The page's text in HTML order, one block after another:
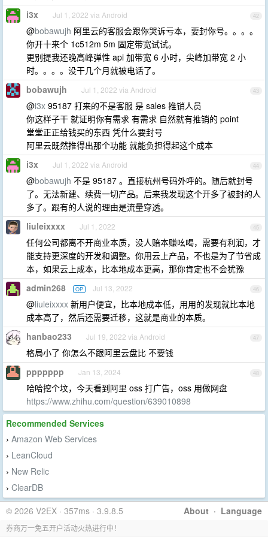
42
i3x Jul 1, 2022 via Android
@bobawujh 阿里云的客服会跟你哭诉亏本，要封你号。。。。
你开十来个 1c512m 5m 固定带宽试试。
更别提我还晚高峰弹性 api 加带宽 6 小时，尖峰加带宽 2 小
时。。。。没干几个月就被电话了。
43
bobawujh Jul 1, 2022 via Android
@i3x 95187 打来的不是客服 是 sales 推销人员
你这样子干 就证明你有需求 有需求 自然就有推销的 point
堂堂正正给钱买的东西 凭什么要封号
阿里云既然推得出那个功能 就能负担得起这个成本
44
i3x Jul 1, 2022 via Android
@bobawujh 不是 95187 。直接杭州号码外呼的。随后就封号
了。无法新建、续费一切产品。后来我发现这个开多了被封的人
多了。跟有的人说的理由是流量穿透。
45
liuleixxxx Jul 1, 2022
任何公司都离不开商业本质，没人赔本赚吆喝，需要有利润，才
能支持更深度的开发和调整。你用云上产品，不也是为了节省成
本，如果云上成本，比本地成本更高，那你肯定也不会犹豫
46
admin268 OP Jul 13, 2022
@liuleixxxx 新用户便宜，比本地成本低，用用的发现就比本地
成本高了，然后还需要迁移，这就是商业的本质。
47
hanbao233 Jul 19, 2022 via Android
格局小了 你怎么不跟阿里云盘比 不要钱
48
ppppppp Jan 13, 2024
哈哈挖个坟，今天看到阿里 oss 打广告，oss 用做网盘
https://www.zhihu.com/question/639010898
Recommended Services
› Amazon Web Services
› LeanCloud
› New Relic
› ClearDB
About · Language
© 2026 V2EX · 357ms · 3.9.8.5
券商万一免五开户活动火热进行中！